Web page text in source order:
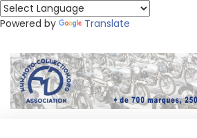
Powered by Translate